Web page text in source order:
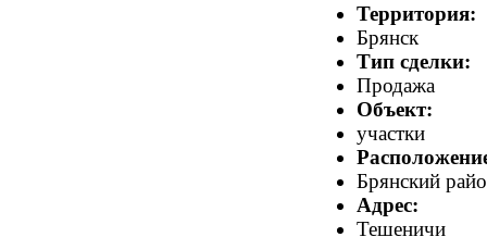
Территория:
Брянск
Тип сделки:
Продажа
Объект:
участки
Брянский
Адрес:
Тешеничи